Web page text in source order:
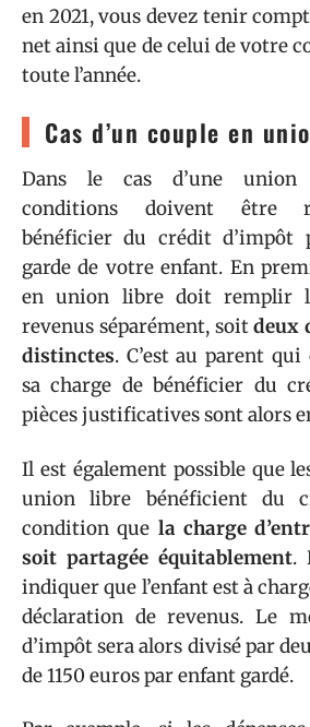
en 2021, vous devez tenir
net ainsi que de celui de votre
toute l’année.
Cas d’un couple en
Dans le cas d’une union
conditions doivent être
bénéficier du crédit d’impôt
garde de votre enfant. En
en union libre doit remplir
revenus séparément, soitdeux
distinctes. C’est au parent qui
sa charge de bénéficier du
pièces justificatives sont alors
Il est également possible que
union libre bénéficient du
condition que la charge
soit partagée équitablement.
indiquer que l’enfant est à
déclaration de revenus. Le
d’impôt sera alors divisé par
de 1150 euros par enfant gardé.